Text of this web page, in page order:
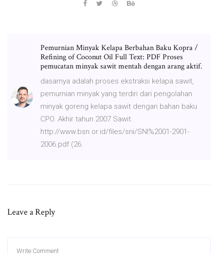
Pemurnian Minyak Kelapa Berbahan Baku Kopra /
Refining of Coconut Oil Full Text: PDF Proses
pemucatan minyak sawit mentah dengan arang aktif.
dasarnya adalah proses ekstraksi kelapa sawit,
pemurnian minyak yang terdiri dari pengolahan
minyak goreng kelapa sawit dengan bahan baku
CPO. Akhir tahun 2007 Sawit.
http://www.bsn.or.id/files/sni/SNI%2001-2901-
2006.pdf (26.
Leave a Reply